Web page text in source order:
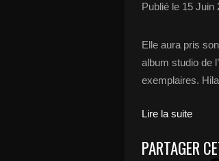
Publié le 15 Juin
Elle aura pris
album studio de
exemplaires.
Lire la suite
PARTAGER